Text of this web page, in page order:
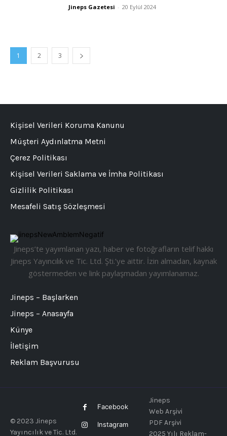
Jineps Gazetesi - 20 Eylül 2024
1 2 3
Jineps’te yayımlanan yazı, haber ve fotoğrafların telif hakkı
Jineps Yayıncılık ve Tic. Ltd. Şti.’ye aittir. İzin almadan, kaynak
göstermeden ve link paylaşmadan yayımlanamaz.
Jineps – Başlarken
Jineps – Anasayfa
Künye
İletişim
Reklam Başvurusu
Kişisel Verileri Koruma Kanunu
Müşteri Aydınlatma Metni
Çerez Politikası
Kişisel Verileri Saklama ve İmha Politikası
Gizlilik Politikası
Mesafeli Satış Sözleşmesi
© 2023 Jineps
Yayıncılık ve Tic. Ltd.
Facebook
Instagram
Jineps
Web Arşivi
PDF Arşivi
2025 Yılı Reklam-